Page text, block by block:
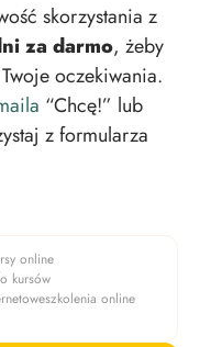
skorzystania z
za darmo, żeby
oczekiwania.
“Chcę!” lub
z formularza
online
kursów
szkolenia online